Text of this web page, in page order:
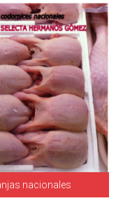
nacionales